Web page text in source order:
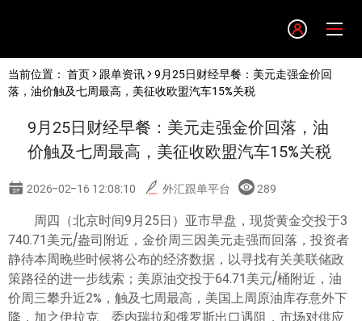
English
简体中文
한글
日本語
当前位置： 首页> 跟单资讯> 9月25日财经早餐：美元走强金价回
落，油价触及七周最高，美征收欧盟汽车15%关税
9月25日财经早餐：美元走强金价回落，油
价触及七周最高，美征收欧盟汽车15%关税
2026-02-16 12:08:10 外汇跟单平台 289
周四（北京时间9月25日）亚市早盘，现货黄金交投于3
740.71美元/盎司附近，金价周三因美元走强而回落，投资者
静待本周晚些时候将公布的经济数据，以寻找有关美联储政
策路径的进一步线索；美原油交投于64.71美元/桶附近，油
价周三攀升近2%，触及七周最高，美国上周原油库存意外下
降，加之伊拉克、委内瑞拉和俄罗斯出口遇阻，市场对供应